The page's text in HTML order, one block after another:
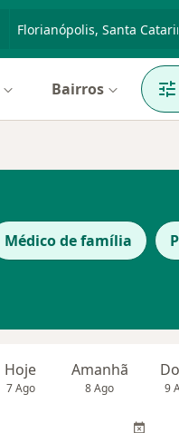
cidade ou região
Bairros
Médico de família
Hoje
7 Ago
Amanhã
8 Ago 9